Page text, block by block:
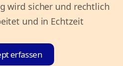
wird sicher und rechtlich
und in Echtzeit
erfassen